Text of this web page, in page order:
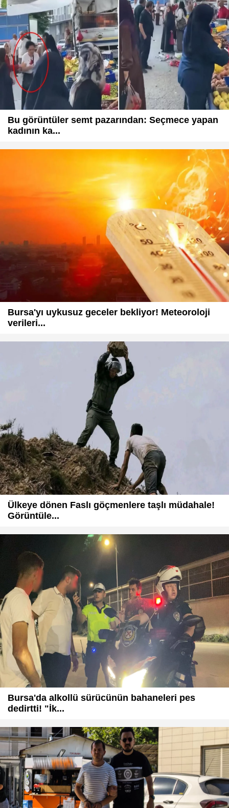
Bu görüntüler semt pazarından: Seçmece yapan
kadının ka...
Bursa'yı uykusuz geceler bekliyor! Meteoroloji
verileri...
Ülkeye dönen Faslı göçmenlere taşlı müdahale!
Görüntüle...
Bursa'da alkollü sürücünün bahaneleri pes
dedirtti! "İk...